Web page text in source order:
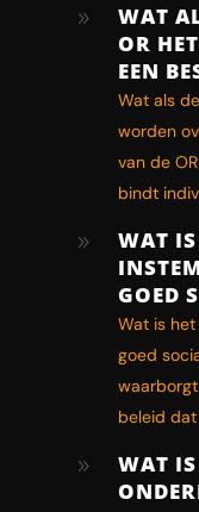
9
WAT
OR
EEN
Wat als
worden
van de
bindt
9
WAT
GOED
Wat is
goed
beleid dat
9
WAT